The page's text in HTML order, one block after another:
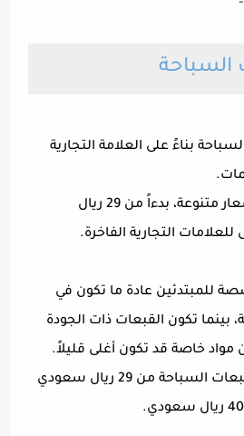
السباحة
بناءً على العلامة التجارية
تجد قبعات سباحة بأسعار متنوعة، بدءاً من 29 ريال
التجارية الفاخرة.
للمبتدئين عادة ما تكون في
بينما تكون القبعات ذات الجودة
مواد خاصة قد تكون أغلى قليلاً.
و غالب ما تبدأ أسعار قبعات السباحة من 29 ريال سعودي